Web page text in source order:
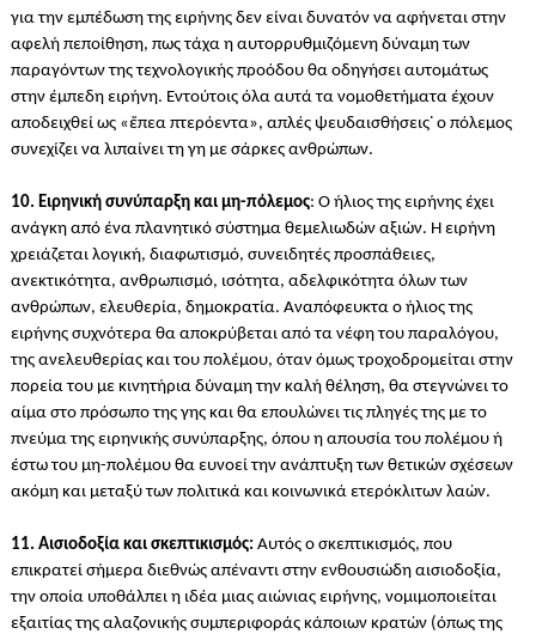
για την εμπέδωση της ειρήνης δεν είναι δυνατόν να αφήνεται στην
αφελή πεποίθηση, πως τάχα η αυτορρυθμιζόμενη δύναμη των
παραγόντων της τεχνολογικής προόδου θα οδηγήσει αυτομάτως
στην έμπεδη ειρήνη. Εντούτοις όλα αυτά τα νομοθετήματα έχουν
αποδειχθεί ως «ἔπεα πτερόεντα», απλές ψευδαισθήσεις˙ ο πόλεμος
συνεχίζει να λιπαίνει τη γη με σάρκες ανθρώπων.
10. Ειρηνική συνύπαρξη και μη-πόλεμος: Ο ήλιος της ειρήνης έχει
ανάγκη από ένα πλανητικό σύστημα θεμελιωδών αξιών. Η ειρήνη
χρειάζεται λογική, διαφωτισμό, συνειδητές προσπάθειες,
ανεκτικότητα, ανθρωπισμό, ισότητα, αδελφικότητα όλων των
ανθρώπων, ελευθερία, δημοκρατία. Αναπόφευκτα ο ήλιος της
ειρήνης συχνότερα θα αποκρύβεται από τα νέφη του παραλόγου,
της ανελευθερίας και του πολέμου, όταν όμως τροχοδρομείται στην
πορεία του με κινητήρια δύναμη την καλή θέληση, θα στεγνώνει το
αίμα στο πρόσωπο της γης και θα επουλώνει τις πληγές της με το
πνεύμα της ειρηνικής συνύπαρξης, όπου η απουσία του πολέμου ή
έστω του μη-πολέμου θα ευνοεί την ανάπτυξη των θετικών σχέσεων
ακόμη και μεταξύ των πολιτικά και κοινωνικά ετερόκλιτων λαών.
11. Αισιοδοξία και σκεπτικισμός: Αυτός ο σκεπτικισμός, που
επικρατεί σήμερα διεθνώς απέναντι στην ενθουσιώδη αισιοδοξία,
την οποία υποθάλπει η ιδέα μιας αιώνιας ειρήνης, νομιμοποιείται
εξαιτίας της αλαζονικής συμπεριφοράς κάποιων κρατών (όπως της